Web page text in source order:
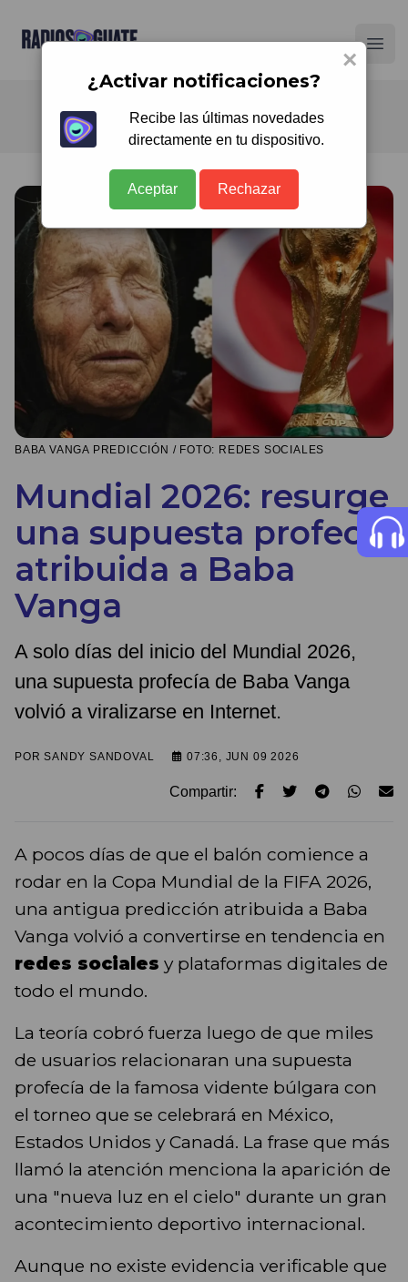
Radios Guate
BABA VANGA PREDICCIÓN / FOTO: REDES SOCIALES
Mundial 2026: resurge
una supuesta profecía
atribuida a Baba
Vanga
A solo días del inicio del Mundial 2026,
una supuesta profecía de Baba Vanga
volvió a viralizarse en Internet.
PORSANDY SANDOVAL 07:36, JUN 09 2026
Compartir:
A pocos días de que el balón comience a
rodar en la Copa Mundial de la FIFA 2026,
una antigua predicción atribuida a Baba
Vanga volvió a convertirse en tendencia en
redes sociales y plataformas digitales de
todo el mundo.
La teoría cobró fuerza luego de que miles
de usuarios relacionaran una supuesta
profecía de la famosa vidente búlgara con
el torneo que se celebrará en México,
Estados Unidos y Canadá. La frase que más
llamó la atención menciona la aparición de
una "nueva luz en el cielo" durante un gran
acontecimiento deportivo internacional.
Aunque no existe evidencia verificable que
×
¿Activar notificaciones?
Recibe las últimas novedades
directamente en tu dispositivo.
Aceptar Rechazar